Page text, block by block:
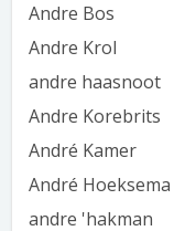
Andre Bos
Andre Krol
andre haasnoot
Andre Korebrits
André Kamer
André Hoeksema
andre 'hakman